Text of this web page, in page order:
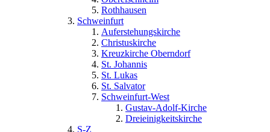
Rothhausen
Schweinfurt
Auferstehungskirche
Christuskirche
Kreuzkirche Oberndorf
St. Johannis
St. Lukas
St. Salvator
Schweinfurt-West
Gustav-Adolf-Kirche
Dreieinigkeitskirche
S-Z